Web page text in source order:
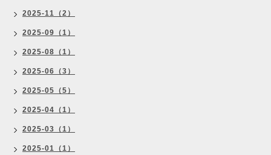
2025-11（2）
2025-09（1）
2025-08（1）
2025-06（3）
2025-05（5）
2025-04（1）
2025-03（1）
2025-01（1）